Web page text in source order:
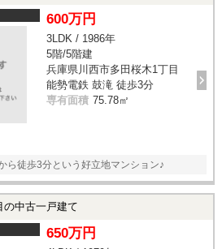
600万円
3LDK / 1986年
5階/5階建
兵庫県川西市多田桜木1丁目
能勢電鉄 鼓滝 徒歩3分
専有面積 75.78㎡
ら徒歩3分という好立地マンション♪
の中古一戸建て
650万円